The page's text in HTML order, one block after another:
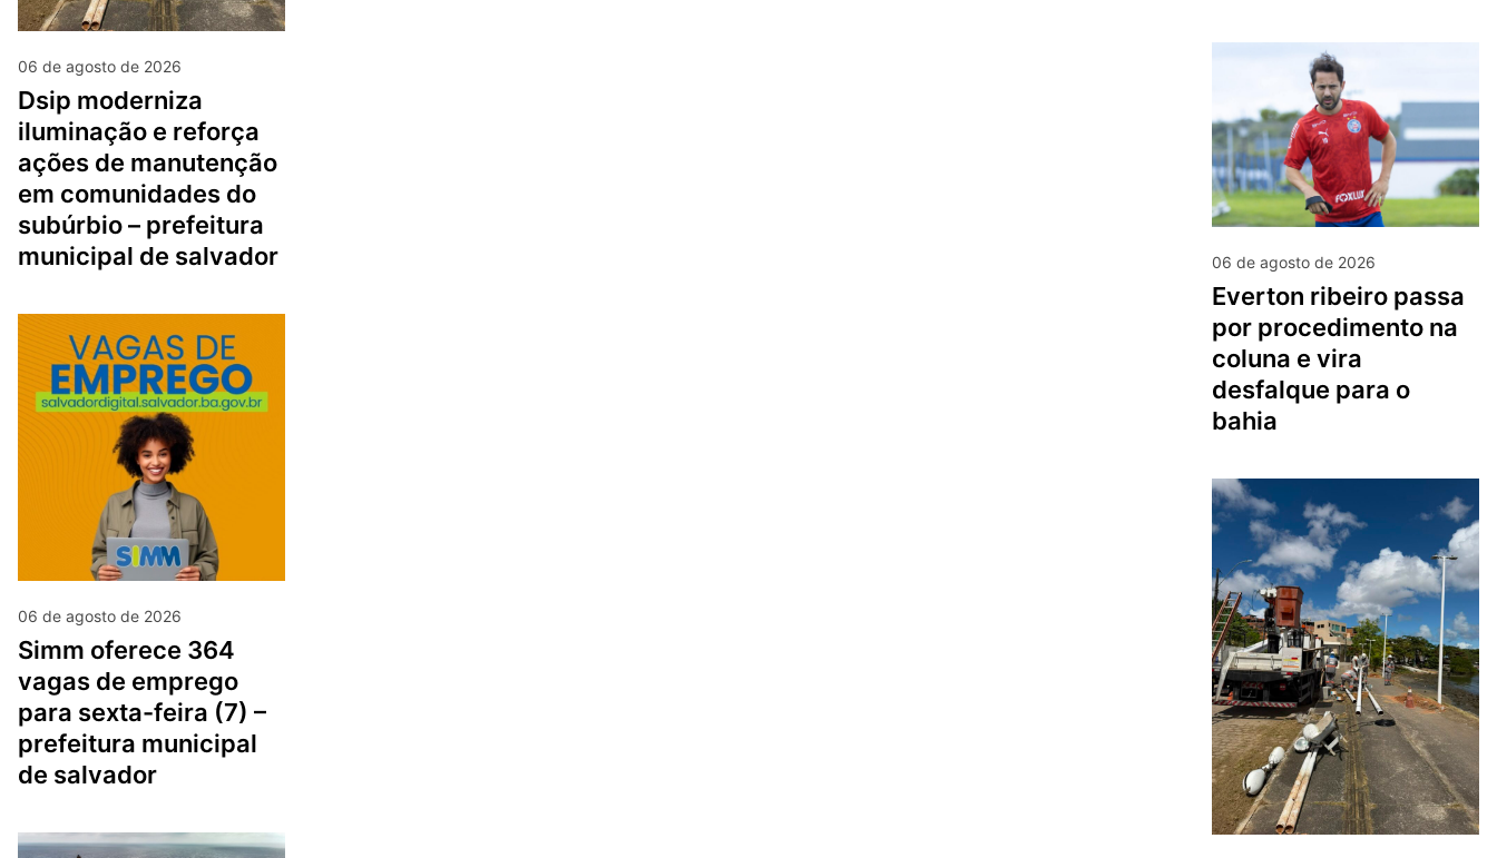
06 de agosto de 2026
dsip moderniza
iluminação e reforça
ações de manutenção
em comunidades do
subúrbio – prefeitura
municipal de salvador
06 de agosto de 2026
simm oferece 364
vagas de emprego
para sexta-feira (7) –
prefeitura municipal
de salvador
06 de agosto de 2026
everton ribeiro passa
por procedimento na
coluna e vira
desfalque para o
bahia